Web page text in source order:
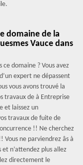
domaine de la
Vauce dans
ce domaine ? Vous avez
expert ne dépassent
vous avons trouvé la
travaux de à Entreprise
et laissez un
travaux de fuite de
!! Ne cherchez
Vous ne parviendrez âs à
n’attendez plus allez
directement le